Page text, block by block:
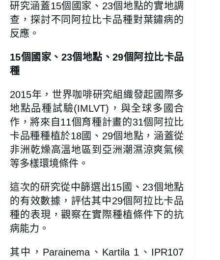
研究涵蓋15個國家、23個地點的實地調
查，探討不同阿拉比卡品種對葉鏽病的
反應。
15個國家、23個地點、29個阿拉比卡品
種
2015年，世界咖啡研究組織發起國際多
地點品種試驗(IMLVT)，與全球多國合
作，將來自11個育種計畫的31個阿拉比
卡品種種植於18國、29個地點，涵蓋從
非洲乾燥高溫地區到亞洲潮濕涼爽氣候
等多樣環境條件。
這次的研究從中篩選出15國、23個地點
的有效數據，評估其中29個阿拉比卡品
種的表現，觀察在實際種植條件下的抗
病能力。
其中，Parainema、Kartila 1、IPR107